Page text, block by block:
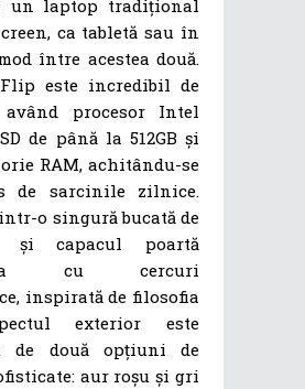
un laptop tradițional
ca tabletă sau în
între acestea două.
Flip este incredibil de
având procesor Intel
de până la 512GB și
RAM, achitându-se
de sarcinile zilnice.
o singură bucată de
și capacul poartă
cu cercuri
inspirată de filosofia
exterior este
de două opțiuni de
aur roșu și gri